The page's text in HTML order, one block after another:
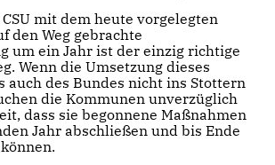
mit dem heute vorgelegten
den Weg gebrachte
um ein Jahr ist der einzig richtige
Wenn die Umsetzung dieses
auch des Bundes nicht ins Stottern
die Kommunen unverzüglich
dass sie begonnene Maßnahmen
Jahr abschließen und bis Ende